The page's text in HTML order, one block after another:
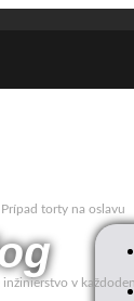
torty na oslavu
inžinierstvo v